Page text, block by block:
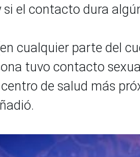
el contacto dura
cualquier parte del
tuvo contacto
de salud más